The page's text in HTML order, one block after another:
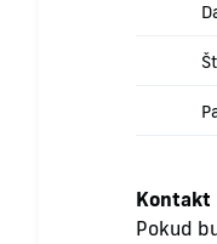
Kontakt
Pokud